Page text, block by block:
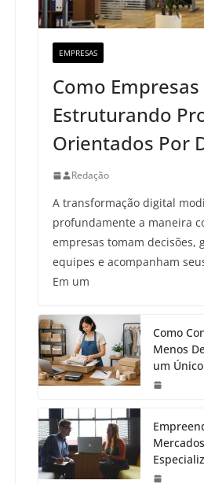
EMPRESAS
Como Empresas
Estruturando
Orientados Por
Redação
A transformação digital
profundamente a maneira
empresas tomam decisões,
equipes e acompanham
Em um
Como
Menos
um